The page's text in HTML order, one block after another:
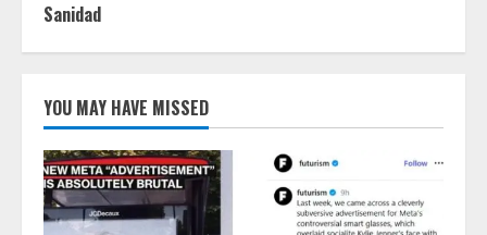
Sanidad
YOU MAY HAVE MISSED